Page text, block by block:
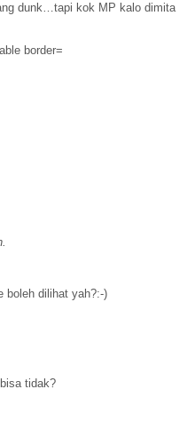
dunk…tapi kok MP kalo dimita
boleh dilihat yah?:-)
tidak?